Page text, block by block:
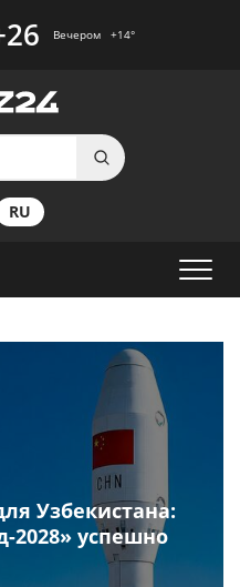
Вечером +14°
RU
Узбекистана:
2028» успешно